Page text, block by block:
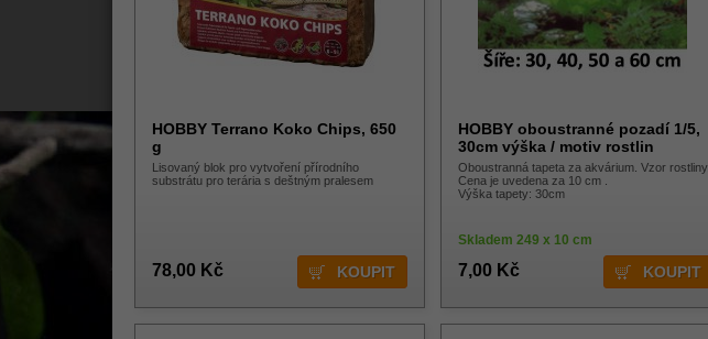
HOBBY Terrano Koko Chips, 650
g
Lisovaný blok pro vytvoření přírodního
substrátu pro terária s deštným pralesem
78,00 Kč
HOBBY oboustranné pozadí 1/5,
30cm výška / motiv rostlin
Oboustranná tapeta za akvárium. Vzor rostliny.
Cena je uvedena za 10 cm .
Výška tapety: 30cm
Skladem 249 x 10 cm
7,00 Kč